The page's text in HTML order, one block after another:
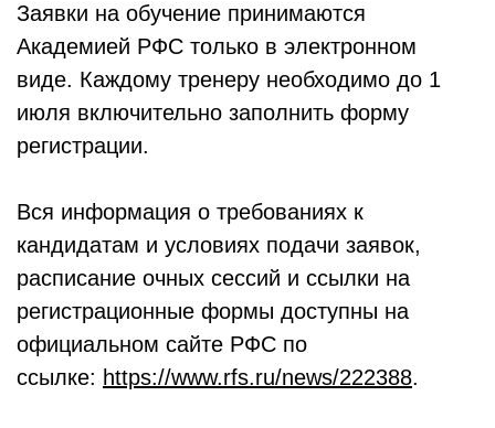
Заявки на обучение принимаются
Академией РФС только в электронном
виде. Каждому тренеру необходимо до 1
июля включительно заполнить форму
регистрации.
Вся информация о требованиях к
кандидатам и условиях подачи заявок,
расписание очных сессий и ссылки на
регистрационные формы доступны на
официальном сайте РФС по
ссылке: https://www.rfs.ru/news/222388.